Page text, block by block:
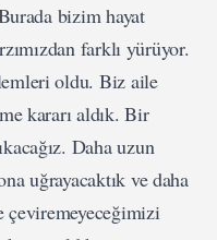
bizim hayat
farklı yürüyor.
oldu. Biz aile
kararı aldık. Bir
Daha uzun
uğrayacaktık ve daha
çeviremeyeceğimizi